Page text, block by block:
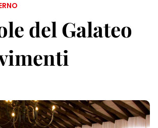
del Galateo